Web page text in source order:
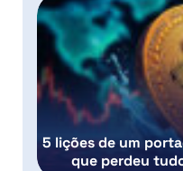
5 lições de um
que perdeu